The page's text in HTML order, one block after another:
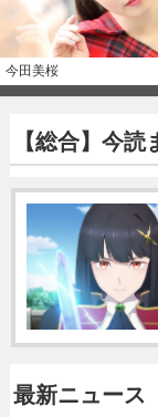
今田美桜
【総合】今
最新ニュース